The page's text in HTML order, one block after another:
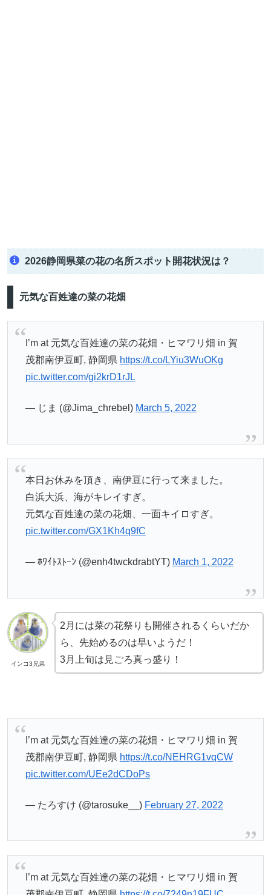
2026静岡県菜の花の名所スポット開花状況は？
元気な百姓達の菜の花畑
I’m at 元気な百姓達の菜の花畑・ヒマワリ畑 in 賀
茂郡南伊豆町, 静岡県 https://t.co/LYiu3WuOKg
pic.twitter.com/gi2krD1rJL
— じま (@Jima_chrebel) March 5, 2022
本日お休みを頂き、南伊豆に行って来ました。
白浜大浜、海がキレイすぎ。
元気な百姓達の菜の花畑、一面キイロすぎ。
pic.twitter.com/GX1Kh4q9fC
— ﾎﾜｲﾄｽﾄｰﾝ (@enh4twckdrabtYT) March 1, 2022
インコ3兄弟
2月には菜の花祭りも開催されるくらいだか
ら、先始めるのは早いようだ！
3月上旬は見ごろ真っ盛り！
I’m at 元気な百姓達の菜の花畑・ヒマワリ畑 in 賀
茂郡南伊豆町, 静岡県 https://t.co/NEHRG1vqCW
pic.twitter.com/UEe2dCDoPs
— たろすけ (@tarosuke__) February 27, 2022
I’m at 元気な百姓達の菜の花畑・ヒマワリ畑 in 賀